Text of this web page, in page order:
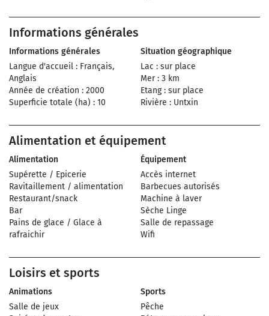
Informations générales
Informations générales
Langue d'accueil : Français,
Anglais
Année de création : 2000
Superficie totale (ha) : 10
Situation géographique
Lac : sur place
Mer : 3 km
Etang : sur place
Rivière : Untxin
Alimentation et équipement
Alimentation
Supérette / Epicerie
Ravitaillement / alimentation
Restaurant/snack
Bar
Pains de glace / Glace à
rafraichir
Équipement
Accès internet
Barbecues autorisés
Machine à laver
Sèche Linge
Salle de repassage
Wifi
Loisirs et sports
Animations
Salle de jeux
Sports
Pêche